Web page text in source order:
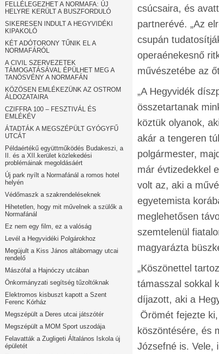
FELLÉLEGEZHET A NORMAFA: ÚJ
HELYRE KERÜLT A BUSZFORDULÓ
SIKERESEN INDULT A HEGYVIDÉKI
KIPAKOLÓ
KÉT ADÓTORONY TŰNIK EL A
NORMAFÁRÓL
A CIVIL SZERVEZETEK
TÁMOGATÁSÁVAL ÉPÜLHET MEG A
TANÖSVÉNY A NORMAFÁN
KÖZÖSEN EMLÉKEZÜNK AZ OSTROM
ÁLDOZATAIRA
CZIFFRA 100 – FESZTIVÁL ÉS
EMLÉKÉV
ÁTADTÁK A MEGSZÉPÜLT GYÓGYFŰ
UTCÁT
Példaértékű együttműködés Budakeszi, a
II. és a XII.kerület közlekedési
problémáinak megoldásáért
Új park nyílt a Normafánál a romos hotel
helyén
Védőmaszk a szakrendeléseknek
Hihetetlen, hogy mit művelnek a szülők a
Normafánál
Ez nem egy film, ez a valóság
Levél a Hegyvidéki Polgárokhoz
Megújult a Kiss János altábornagy utcai
rendelő
Mászófal a Hajnóczy utcában
Önkormányzati segítség tűzoltóknak
Elektromos kisbuszt kapott a Szent
Ferenc Kórház
Megszépült a Deres utcai játszótér
Megszépült a MOM Sport uszodája
Felavatták a Zugligeti Általános Iskola új
épületét
csúcsaira, és
partnerévé. „Az
csupán
operaénekesnő
művészetébe az
„A Hegyvidék
összetartanak
köztük olyanok,
akár a tengeren
polgármester,
már évtizedekkel
volt az, aki a
egyetemista
meglehetősen
szemtelenül
magyarázta
„Köszönettel
támasszal sokkal
díjazott, aki a
Örömét fejezte
köszöntésére, és
Józsefné is. Vele,